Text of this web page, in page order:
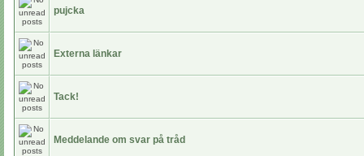
pujcka
Externa länkar
Tack!
Meddelande om svar på tråd